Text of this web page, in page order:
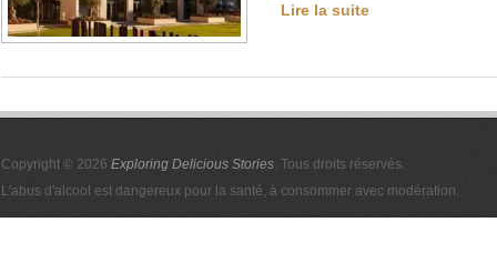
Lire la suite
Copyright © 2026 Exploring Delicious Stories. Tous droits réservés.
L'abus d'alcool est dangereux pour la santé, à consommer avec modération.